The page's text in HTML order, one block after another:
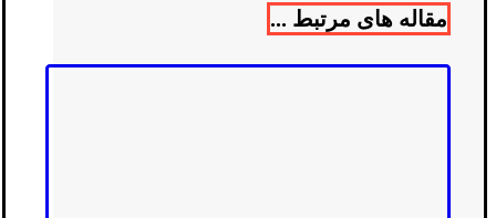
مقاله های مرتبط ...